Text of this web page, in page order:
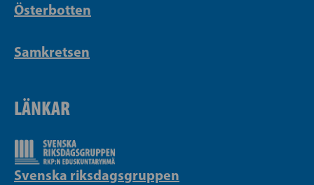
Österbotten
Samkretsen
LÄNKAR
Svenska riksdagsgruppen